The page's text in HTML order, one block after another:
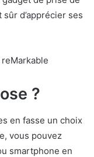
d’apprécier ses
?
en fasse un choix
vous pouvez
smartphone en